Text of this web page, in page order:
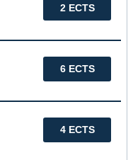
2 ECTS
6 ECTS
4 ECTS